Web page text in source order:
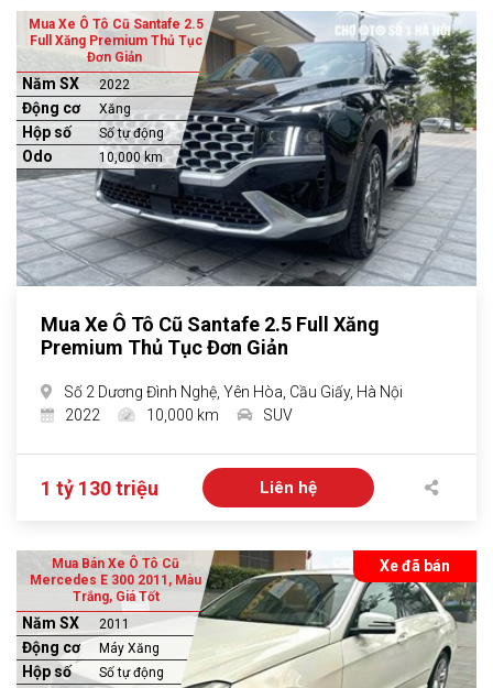
Mua Xe Ô Tô Cũ Santafe 2.5
Full Xăng Premium Thủ Tục
Đơn Giản
Năm SX 2022
Động cơ Xăng
Hộp số Số tự động
Odo 10,000 km
Mua Xe Ô Tô Cũ Santafe 2.5 Full Xăng
Premium Thủ Tục Đơn Giản
Số 2 Dương Đình Nghệ, Yên Hòa, Cầu Giấy, Hà Nội
2022
10,000 km SUV
1 tỷ 130 triệu Liên hệ
Xe đã bán
Mua Bán Xe Ô Tô Cũ
Mercedes E 300 2011, Màu
Trắng, Giá Tốt
Năm SX 2011
Động cơ Máy Xăng
Hộp số Số tự động